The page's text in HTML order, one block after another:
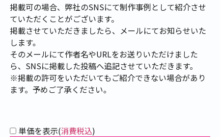
掲載可の場合、弊社のSNSにて制作事例として紹介させ
ていただくことがございます。
掲載させていただきましたら、メールにてお知らせいた
します。
そのメールにて作者名やURLをお送りいただけました
ら、SNSに掲載した投稿へ追記させていただきます。
※掲載の許可をいただいてもご紹介できない場合があり
ます。予めご了承ください。
単価を表示(消費税込)